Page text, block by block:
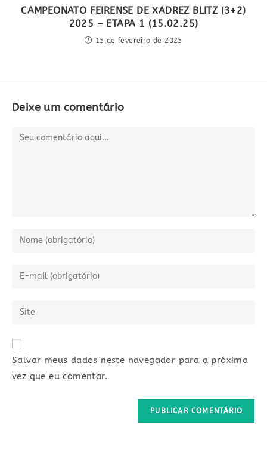
CAMPEONATO FEIRENSE DE XADREZ BLITZ (3+2)
2025 – ETAPA 1 (15.02.25)
15 de fevereiro de 2025
Deixe um comentário
Comentário
Digite
ou
de
para
comentar
Digite
de
mail
para
comentar
Digite
URL
site
Salvar meus dados neste navegador para a próxima
vez que eu comentar.